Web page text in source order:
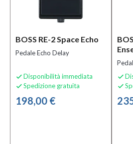
BOSS RE-2 Space Echo
Pedale Echo Delay
 Disponibilità immediata
 Spedizione gratuita
198,00 €

